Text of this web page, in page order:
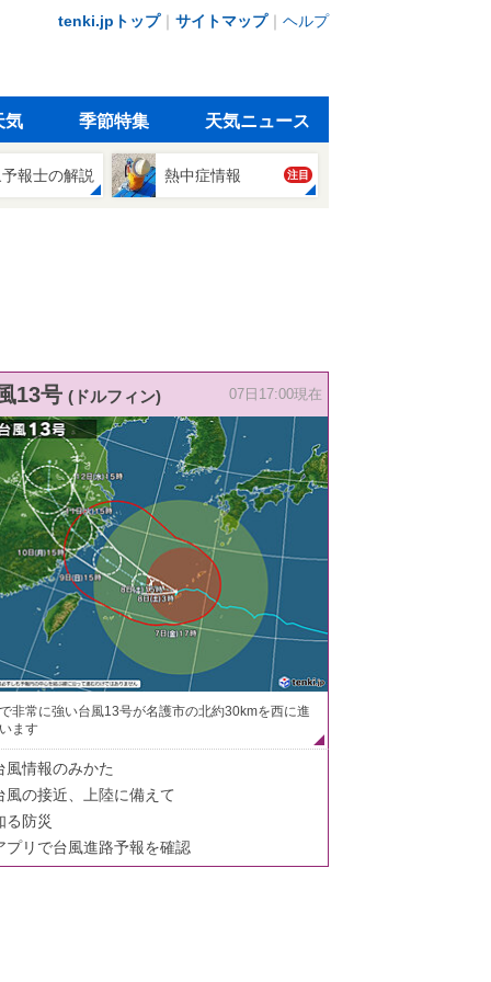
tenki.jpトップ｜ サイトマップ｜ ヘルプ
気 季節特集 天気ニュース
報士の解説 熱中症情報 注目
13号 (ドルフィン) 07日17:00現在
非常に強い台風13号が名護市の北約30kmを西に進
ます
風情報のみかた
風の接近、上陸に備えて
る防災
プリで台風進路予報を確認